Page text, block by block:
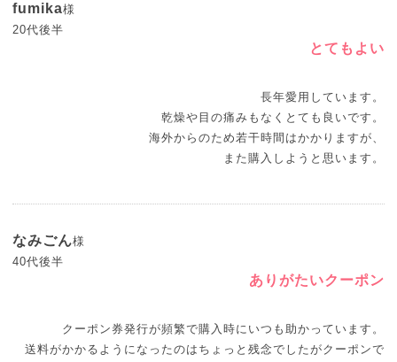
fumika様
20代後半
とてもよい
長年愛用しています。
乾燥や目の痛みもなくとても良いです。
海外からのため若干時間はかかりますが、
また購入しようと思います。
なみごん様
40代後半
ありがたいクーポン
クーポン券発行が頻繁で購入時にいつも助かっています。
送料がかかるようになったのはちょっと残念でしたがクーポンで